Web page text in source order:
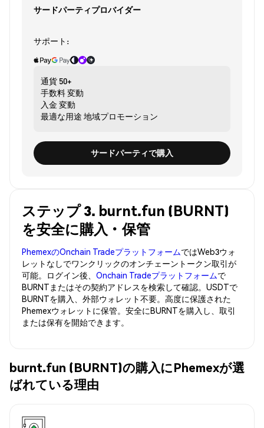
サードパーティプロバイダー
サポート:
通貨 50+
手数料変動
入金 変動
最適な用途 地域プロモーション
サードパーティで購入
ステップ 3. burnt.fun (BURNT)
を安全に購入・保管
PhemexのOnchain TradeプラットフォームではWeb3ウォ
レットなしでワンクリックのオンチェーントークン取引が
可能。ログイン後、 Onchain Tradeプラットフォームで
BURNTまたはその契約アドレスを検索して確認。USDTで
BURNTを購入、外部ウォレット不要。高度に保護された
Phemexウォレットに保管。安全にBURNTを購入し、取引
または保有を開始できます。
burnt.fun (BURNT)の購入にPhemexが選
ばれている理由